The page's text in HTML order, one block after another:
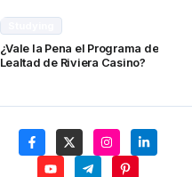
¿Vale la Pena el Programa de
Lealtad de Riviera Casino?